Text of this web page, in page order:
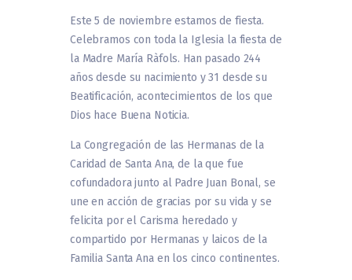
Este 5 de noviembre estamos de fiesta.
Celebramos con toda la Iglesia la fiesta de
la Madre María Ràfols. Han pasado 244
años desde su nacimiento y 31 desde su
Beatificación, acontecimientos de los que
Dios hace Buena Noticia.
La Congregación de las Hermanas de la
Caridad de Santa Ana, de la que fue
cofundadora junto al Padre Juan Bonal, se
une en acción de gracias por su vida y se
felicita por el Carisma heredado y
compartido por Hermanas y laicos de la
Familia Santa Ana en los cinco continentes.